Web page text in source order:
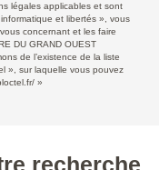
légales applicables et sont
et libertés », vous
concernant et les faire
DU GRAND OUEST
de l’existence de la liste
», sur laquelle vous pouvez
»